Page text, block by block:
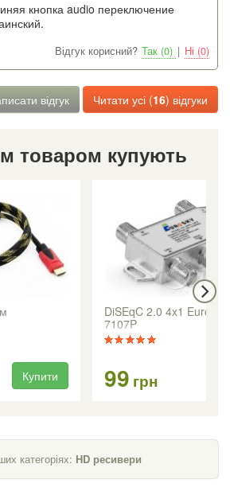
кнопка audio переключение
Відгук корисний? Так (0) | Ні (0)
відгук Читати усі (16) відгуки
товаром купують
Купити
DiSEqC 2.0 4x1
7107P
99 грн
категоріях: HD ресивери